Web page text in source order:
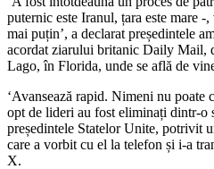
puternic este Iranul, țara este mare -
mai puțin’, a declarat președintele
acordat ziarului britanic Daily Mail,
Lago, în Florida, unde se află de
‘Avansează rapid. Nimeni nu poate
opt de lideri au fost eliminați dintr-o
președintele Statelor Unite, potrivit
care a vorbit cu el la telefon și i-a
X.